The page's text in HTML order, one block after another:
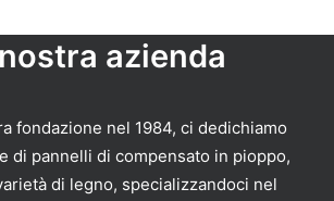
azienda
fondazione nel 1984, ci dedichiamo
di pannelli di compensato in pioppo,
di legno, specializzandoci nel